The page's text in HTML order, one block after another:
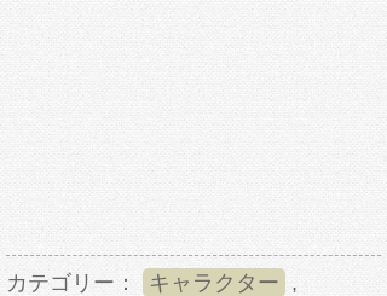
カテゴリー： キャラクター ,